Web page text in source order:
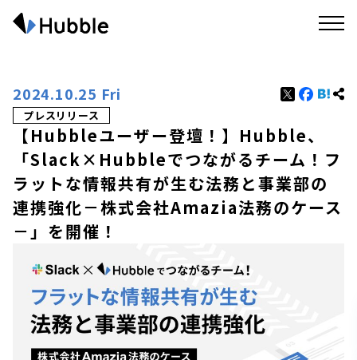
2024.10.25 Fri
プレスリリース
【Hubbleユーザー登壇！】Hubble、
「Slack×Hubbleでつながるチーム！フ
ラットな情報共有が生む法務と事業部の
連携強化－株式会社Amazia法務のケース
－」を開催！